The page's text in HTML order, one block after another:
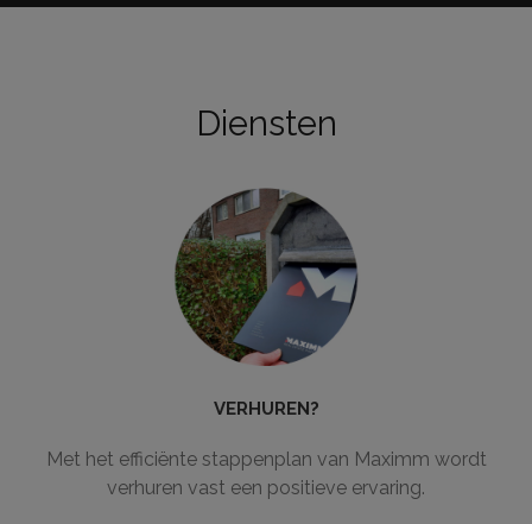
Diensten
VERHUREN?
Met het efficiënte stappenplan van Maximm wordt
verhuren vast een positieve ervaring.